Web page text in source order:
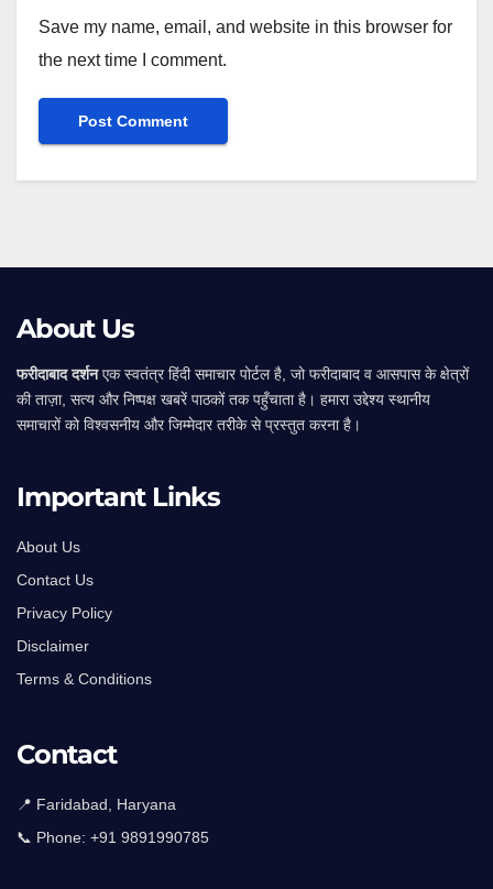
Save my name, email, and website in this browser for
the next time I comment.
About Us
फरीदाबाद दर्शनएक स्वतंत्र हिंदी समाचार पोर्टल है, जो फरीदाबाद व आसपास के क्षेत्रों
की ताज़ा, सत्य और निष्पक्ष खबरें पाठकों तक पहुँचाता है। हमारा उद्देश्य स्थानीय
समाचारों को विश्वसनीय और जिम्मेदार तरीके से प्रस्तुत करना है।
Important Links
About Us
Contact Us
Privacy Policy
Disclaimer
Terms & Conditions
Contact
📍 Faridabad, Haryana
📞 Phone: +91 9891990785